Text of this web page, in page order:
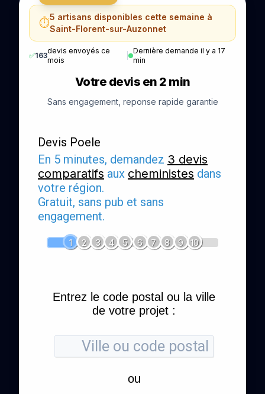
⏱️5 artisans disponibles cette semaine à
Saint-Florent-sur-Auzonnet
✅163
devis envoyés ce
mois
Dernière demande il y a 17
min
Votre devis en 2 min
Sans engagement, reponse rapide garantie
Devis Poele
En 5 minutes, demandez 3 devis
comparatifs aux cheministes dans
votre région.
Gratuit, sans pub et sans
engagement.
1 2 3 4 5 6 7 8 9 10
Entrez le code postal ou la ville
de votre projet :
ou